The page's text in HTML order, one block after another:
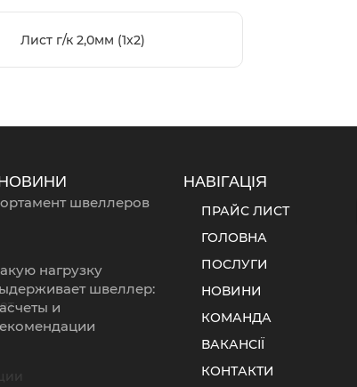
Лист г/к 2,0мм (1х2)
швеллеров
нагрузку
швеллер:
и
НАВІГАЦІЯ
ПРАЙС ЛИСТ
ГОЛОВНА
ПОСЛУГИ
НОВИНИ
КОМАНДА
ВАКАНСІЇ
КОНТАКТИ